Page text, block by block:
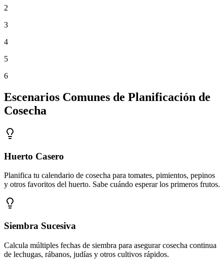
2
3
4
5
6
Escenarios Comunes de Planificación de
Cosecha
Huerto Casero
Planifica tu calendario de cosecha para tomates, pimientos, pepinos
y otros favoritos del huerto. Sabe cuándo esperar los primeros frutos.
Siembra Sucesiva
Calcula múltiples fechas de siembra para asegurar cosecha continua
de lechugas, rábanos, judías y otros cultivos rápidos.